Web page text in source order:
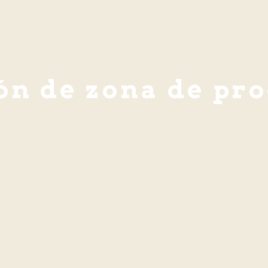
de zona de